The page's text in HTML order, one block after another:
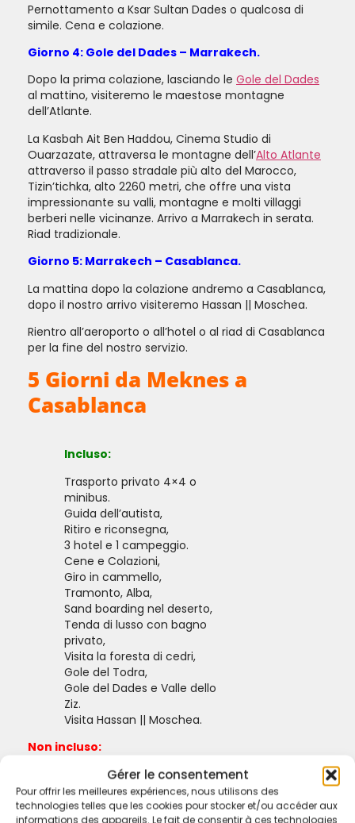
Gérer le consentement
Pour offrir les meilleures expériences, nous utilisons des
technologies telles que les cookies pour stocker et/ou accéder aux
informations des appareils. Le fait de consentir à ces technologies
Pernottamento a Ksar Sultan Dades o qualcosa di
simile. Cena e colazione.
Giorno 4: Gole del Dades – Marrakech.
Dopo la prima colazione, lasciando le Gole del Dades
al mattino, visiteremo le maestose montagne
dell’Atlante.
La Kasbah Ait Ben Haddou, Cinema Studio di
Ouarzazate, attraversa le montagne dell’Alto Atlante
attraverso il passo stradale più alto del Marocco,
Tizin’tichka, alto 2260 metri, che offre una vista
impressionante su valli, montagne e molti villaggi
berberi nelle vicinanze. Arrivo a Marrakech in serata.
Riad tradizionale.
Giorno 5: Marrakech – Casablanca.
La mattina dopo la colazione andremo a Casablanca,
dopo il nostro arrivo visiteremo Hassan || Moschea.
Rientro all’aeroporto o all’hotel o al riad di Casablanca
per la fine del nostro servizio.
5 Giorni da Meknes a
Casablanca
Incluso:
Trasporto privato 4×4 o
minibus.
Guida dell’autista,
Ritiro e riconsegna,
3 hotel e 1 campeggio.
Cene e Colazioni,
Giro in cammello,
Tramonto, Alba,
Sand boarding nel deserto,
Tenda di lusso con bagno
privato,
Visita la foresta di cedri,
Gole del Todra,
Gole del Dades e Valle dello
Ziz.
Visita Hassan || Moschea.
Non incluso:
Bevande, pranzi.
Cene a Marrakech.
Guida locale ad Ait Ben Haddou Opzione.